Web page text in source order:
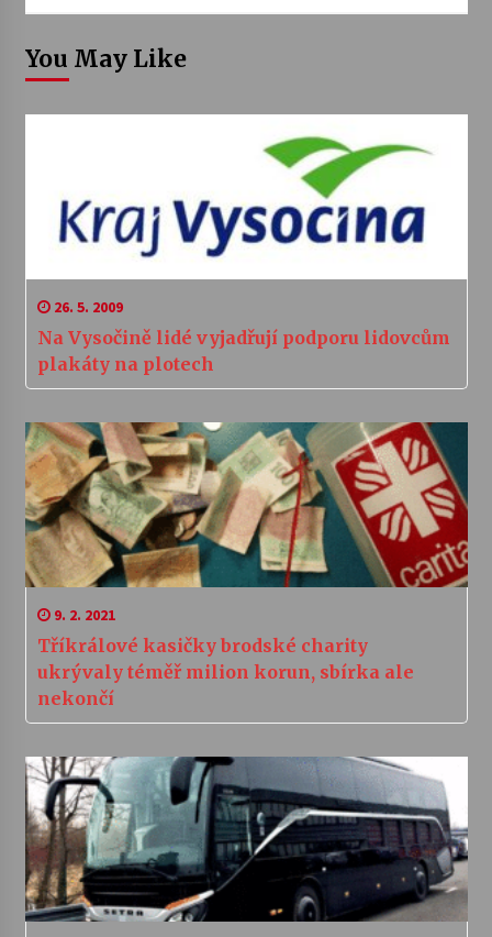
You May Like
26. 5. 2009
Na Vysočině lidé vyjadřují podporu lidovcům
plakáty na plotech
9. 2. 2021
Tříkrálové kasičky brodské charity
ukrývaly téměř milion korun, sbírka ale
nekončí